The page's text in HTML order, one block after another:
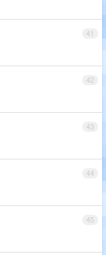
41
42
43
44
45